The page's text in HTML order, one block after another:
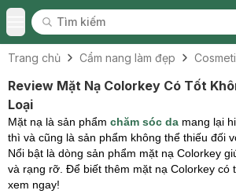
Toggle Menu
Tìm kiếm
Tìm kiếm
Trang chủ Cẩm nang làm đẹp
Review Mặt Nạ Colorkey Có Tốt
Loại
Mặt nạ là sản phẩm chăm sóc da mang lại
thì và cũng là sản phẩm không thể thiếu đối
Nổi bật là dòng sản phẩm mặt nạ Colorkey
và rạng rỡ. Để biết thêm mặt nạ Colorkey có
xem ngay!